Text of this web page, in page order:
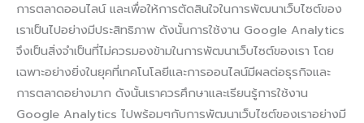
การตลาดออนไลน์ และเพื่อให้การตัดสินใจในการพัฒนาเว็บไซต์ของ
เราเป็นไปอย่างมีประสิทธิภาพ ดังนั้นการใช้งาน Google Analytics
จึงเป็นสิ่งจำเป็นที่ไม่ควรมองข้ามในการพัฒนาเว็บไซต์ของเรา โดย
เฉพาะอย่างยิ่งในยุคที่เทคโนโลยีและการออนไลน์มีผลต่อธุรกิจและ
การตลาดอย่างมาก ดังนั้นเราควรศึกษาและเรียนรู้การใช้งาน
Google Analytics ไปพร้อมๆกับการพัฒนาเว็บไซต์ของเราอย่างมี